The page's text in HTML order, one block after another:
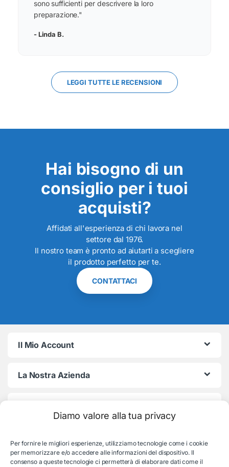
Diamo valore alla tua privacy
Per fornire le migliori esperienze, utilizziamo tecnologie come i cookie
per memorizzare e/o accedere alle informazioni del dispositivo. Il
consenso a queste tecnologie ci permetterà di elaborare dati come il
sono sufficienti per descrivere la loro
preparazione."
- Linda B.
LEGGI TUTTE LE RECENSIONI
Hai bisogno di un
consiglio per i tuoi
acquisti?
Affidati all'esperienza di chi lavora nel
settore dal 1976.
Il nostro team è pronto ad aiutarti a scegliere
il prodotto perfetto per te.
CONTATTACI
Il Mio Account
La Nostra Azienda